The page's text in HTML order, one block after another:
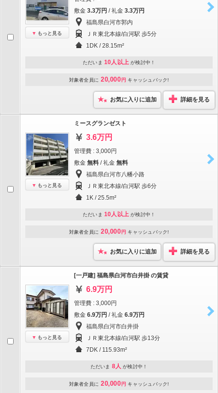
もっと見る
敷金 3.3万円 / 礼金 3.3万円
福島県白河市郭内
ＪＲ東北本線/白河駅 歩5分
1DK / 28.15m²
ただいま 10人以上 が検討中！
対象者全員に 20,000 円 キャッシュバック!
お気に入りに追加 詳細を見る
もっと見る
ミースグランゼスト
3.6万円
管理費 : 3,000円
敷金 無料 / 礼金 無料
福島県白河市八幡小路
ＪＲ東北本線/白河駅 歩6分
1K / 25.5m²
ただいま 10人以上 が検討中！
対象者全員に 20,000 円 キャッシュバック!
お気に入りに追加 詳細を見る
もっと見る
[一戸建] 福島県白河市白井掛 の賃貸
6.9万円
管理費 : 3,000円
敷金 6.9万円 / 礼金 6.9万円
福島県白河市白井掛
ＪＲ東北本線/白河駅 歩13分
7DK / 115.93m²
ただいま 8人 が検討中！
対象者全員に 20,000 円 キャッシュバック!